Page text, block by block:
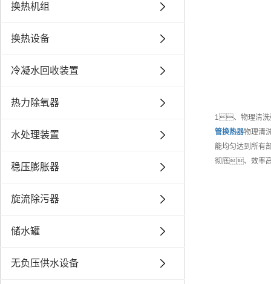
换热机组
换热设备
冷凝水回收装置
热力除氧器
水处理装置
稳压膨胀器
旋流除污器
储水罐
无负压供水设备
1、物理清
管换热器物理清
能均匀达到所
彻底、效